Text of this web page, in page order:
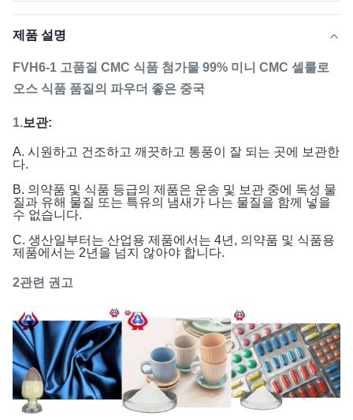
제품 설명
FVH6-1 고품질 CMC 식품 첨가물 99% 미니 CMC 셀룰로
오스 식품 품질의 파우더 좋은 중국
1.보관:
A. 시원하고 건조하고 깨끗하고 통풍이 잘 되는 곳에 보관한
다.
B. 의약품 및 식품 등급의 제품은 운송 및 보관 중에 독성 물
질과 유해 물질 또는 특유의 냄새가 나는 물질을 함께 넣을
수 없습니다.
C. 생산일부터는 산업용 제품에서는 4년, 의약품 및 식품용
제품에서는 2년을 넘지 않아야 합니다.
2관련 권고